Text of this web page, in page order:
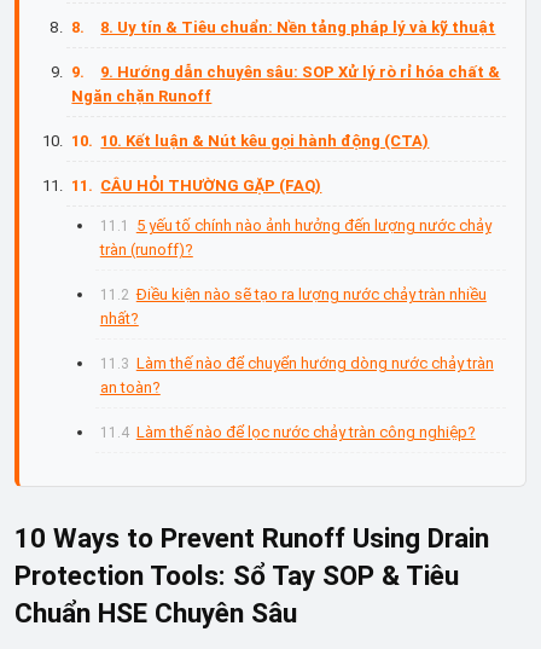
8. Uy tín & Tiêu chuẩn: Nền tảng pháp lý và kỹ thuật
9. Hướng dẫn chuyên sâu: SOP Xử lý rò rỉ hóa chất &
Ngăn chặn Runoff
10. Kết luận & Nút kêu gọi hành động (CTA)
CÂU HỎI THƯỜNG GẶP (FAQ)
5 yếu tố chính nào ảnh hưởng đến lượng nước chảy
tràn (runoff)?
Điều kiện nào sẽ tạo ra lượng nước chảy tràn nhiều
nhất?
Làm thế nào để chuyển hướng dòng nước chảy tràn
an toàn?
Làm thế nào để lọc nước chảy tràn công nghiệp?
10 Ways to Prevent Runoff Using Drain
Protection Tools: Sổ Tay SOP & Tiêu
Chuẩn HSE Chuyên Sâu